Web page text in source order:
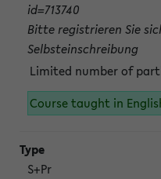
id=713740
Bitte registrieren Sie
Selbsteinschreibung
Limited number of
Course taught in
S+Pr